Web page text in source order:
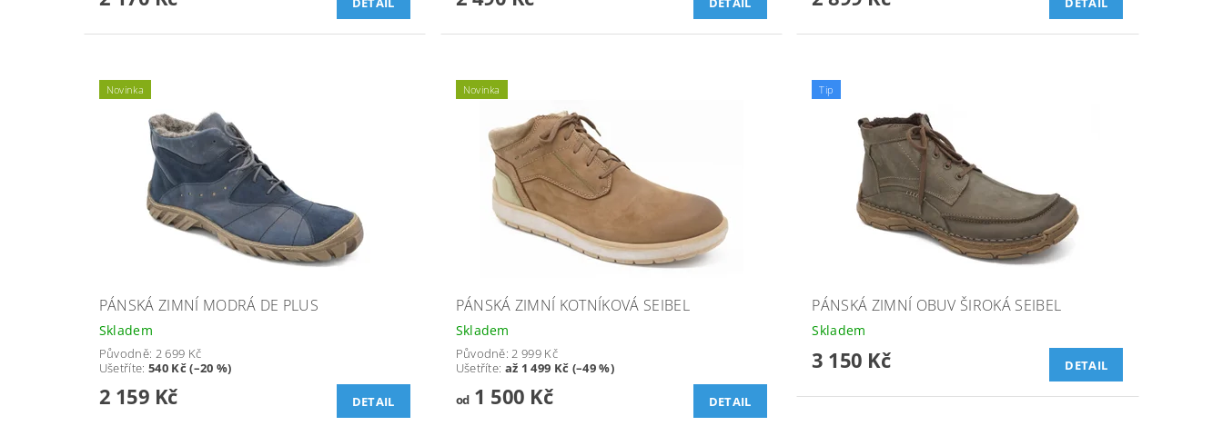
Novinka
PÁNSKÁ ZIMNÍ MODRÁ DE PLUS
Skladem
Původně: 2 699 Kč
Ušetříte: 540 Kč (–20 %)
2 159 Kč DETAIL
Novinka
PÁNSKÁ ZIMNÍ KOTNÍKOVÁ SEIBEL
Skladem
Původně:2 999 Kč
Ušetříte: až 1 499 Kč (–49 %)
od1 500 Kč DETAIL
Tip
PÁNSKÁ ZIMNÍ OBUV ŠIROKÁ SEIBEL
Skladem
3 150 Kč DETAIL